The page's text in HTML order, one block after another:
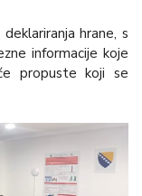
hrane, s
informacije koje
propuste koji se